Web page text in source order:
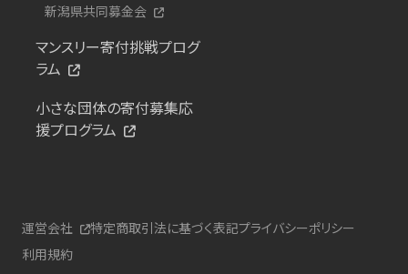
新潟県共同募金会
マンスリー寄付挑戦プログ
ラム
小さな団体の寄付募集応
援プログラム
運営会社 特定商取引法に基づく表記プライバシーポリシー
利用規約